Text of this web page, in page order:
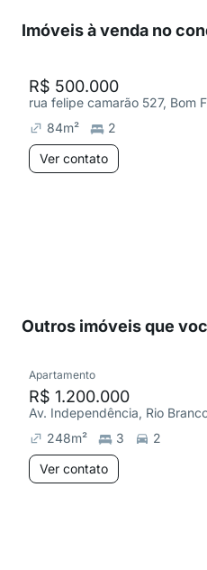
Imóveis à venda no
R$ 500.000
rua felipe camarão 527, Bom
84m²
2
Ver contato
Outros imóveis que
Apartamento
R$ 1.200.000
Av. Independência, Rio
248m² 3
2
Ver contato